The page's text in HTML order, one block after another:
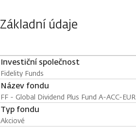
Základní údaje
Investiční společnost
Fidelity Funds
Název fondu
FF - Global Dividend Plus Fund A-ACC-EUR
Typ fondu
Akciové